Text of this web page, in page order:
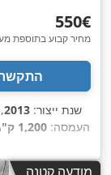
‏550 ‏€
מחיר קבוע בתוספת
, שנת ייצור: 2013
העמסה: 1,200 ק"ג